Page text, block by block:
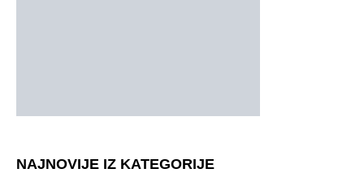
NAJNOVIJE IZ KATEGORIJE